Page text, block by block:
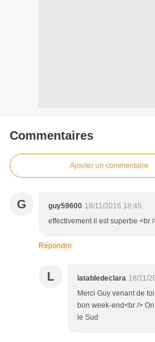
Commentaires
Ajouter un commentaire
G guy59600 18/11/2016 18:45
effectivement il est superbe <br
Répondre
L latabledeclara 18/11/
Merci Guy venant de
bon week-end<br />
le Sud